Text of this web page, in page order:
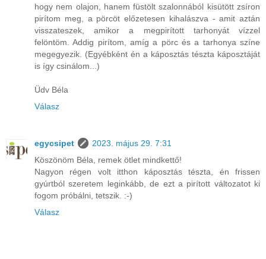
hogy nem olajon, hanem füstölt szalonnából kisütött zsíron
pirítom meg, a pörcöt előzetesen kihalászva - amit aztán
visszateszek, amikor a megpirított tarhonyát vízzel
felöntöm. Addig pirítom, amíg a pörc és a tarhonya színe
megegyezik. (Egyébként én a káposztás tészta káposztáját
is így csinálom...)
Üdv Béla
Válasz
egycsipet
2023. május 29. 7:31
Köszönöm Béla, remek ötlet mindkettő!
Nagyon régen volt itthon káposztás tészta, én frissen
gyúrtból szeretem leginkább, de ezt a pirított változatot ki
fogom próbálni, tetszik. :⁠-⁠)
Válasz